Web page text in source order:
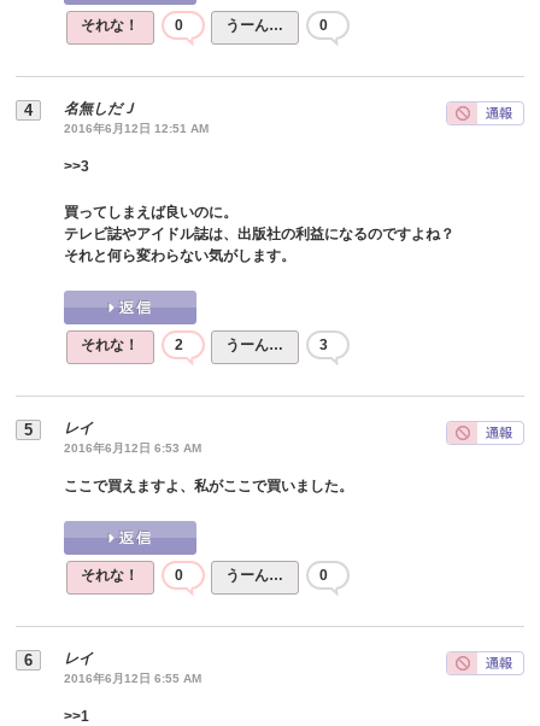
それな！ 0 うーん… 0
名無しだＪ
2016年6月12日 12:51 AM
>>3
買ってしまえば良いのに。
テレビ誌やアイドル誌は、出版社の利益になるのですよね？
それと何ら変わらない気がします。
それな！ 2 うーん… 3
レイ
2016年6月12日 6:53 AM
ここで買えますよ、私がここで買いました。
それな！ 0 うーん… 0
レイ
2016年6月12日 6:55 AM
>>1